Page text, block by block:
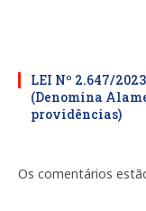
LEI Nº 2.647/
(Denomina
providências)
Os comentários